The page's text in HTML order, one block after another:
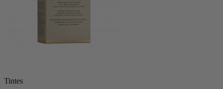
Tintes